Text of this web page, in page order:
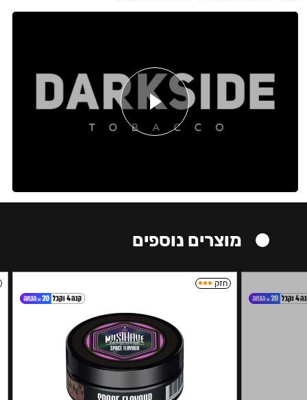
מוצרים נוספים
חזק